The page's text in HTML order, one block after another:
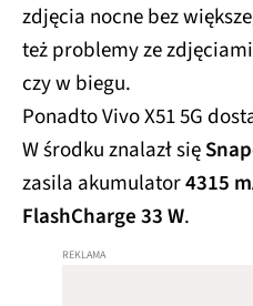
zdjęcia nocne bez
też problemy ze
czy w biegu.
Ponadto Vivo X51 5G
W środku znalazł się
zasila akumulator4315
FlashCharge 33 W.